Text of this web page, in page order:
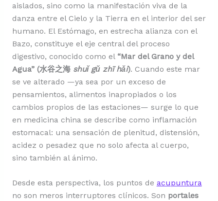
aislados, sino como la manifestación viva de la
danza entre el Cielo y la Tierra en el interior del ser
humano. El Estómago, en estrecha alianza con el
Bazo, constituye el eje central del proceso
digestivo, conocido como el “Mar del Grano y del
Agua” (水谷之海 shuǐ gǔ zhī hǎi). Cuando este mar
se ve alterado —ya sea por un exceso de
pensamientos, alimentos inapropiados o los
cambios propios de las estaciones— surge lo que
en medicina china se describe como inflamación
estomacal: una sensación de plenitud, distensión,
acidez o pesadez que no solo afecta al cuerpo,
sino también al ánimo.
Desde esta perspectiva, los puntos de acupuntura
no son meros interruptores clínicos. Son portales